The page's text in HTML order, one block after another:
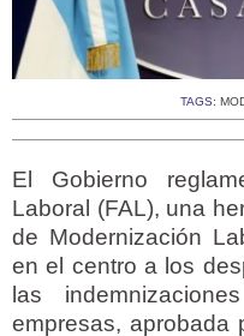
TAGS:
El Gobierno
Laboral (FAL), una
de Modernización
en el centro a los
las
empresas, aprobada